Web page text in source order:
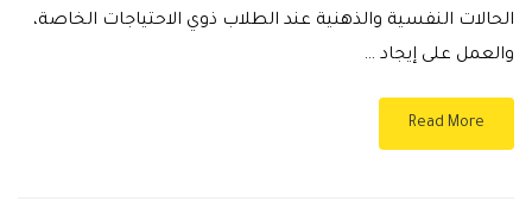
الحالات النفسية والذهنية عند الطلاب ذوي الاحتياجات الخاصة،
والعمل على إيجاد …
Read More